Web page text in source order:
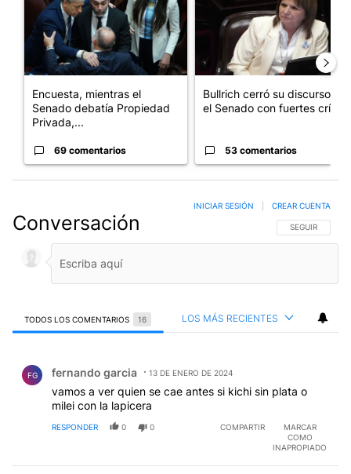
Encuesta, mientras el
Senado debatía Propiedad
Privada,...
69 comentarios
Bullrich cerró su discurso en
el Senado con fuertes crí...
53 comentarios
Conversación SIGA ESTA
SEGUIR
INICIAR SESIÓN CREAR CUENTA
TODOS LOS COMENTARIOS 16 LOS MÁS RECIENTES
FG fernando garcia 13 DE ENERO DE 2024
vamos a ver quien se cae antes si kichi sin plata o
milei con la lapicera
RESPONDER 0 0 COMPARTIR
MARCAR
COMO
INAPROPIADO